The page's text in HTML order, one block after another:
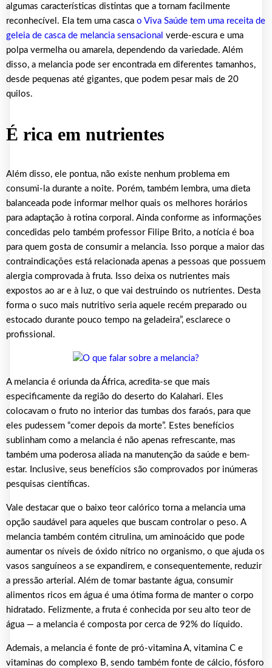
algumas características distintas que a tornam facilmente
reconhecível. Ela tem uma casca o Viva Saúde tem uma receita de
geleia de casca de melancia sensacional verde-escura e uma
polpa vermelha ou amarela, dependendo da variedade. Além
disso, a melancia pode ser encontrada em diferentes tamanhos,
desde pequenas até gigantes, que podem pesar mais de 20
quilos.
É rica em nutrientes
Além disso, ele pontua, não existe nenhum problema em
consumi-la durante a noite. Porém, também lembra, uma dieta
balanceada pode informar melhor quais os melhores horários
para adaptação à rotina corporal. Ainda conforme as informações
concedidas pelo também professor Filipe Brito, a notícia é boa
para quem gosta de consumir a melancia. Isso porque a maior das
contraindicações está relacionada apenas a pessoas que possuem
alergia comprovada à fruta. Isso deixa os nutrientes mais
expostos ao ar e à luz, o que vai destruindo os nutrientes. Desta
forma o suco mais nutritivo seria aquele recém preparado ou
estocado durante pouco tempo na geladeira”, esclarece o
profissional.
A melancia é oriunda da África, acredita-se que mais
especificamente da região do deserto do Kalahari. Eles
colocavam o fruto no interior das tumbas dos faraós, para que
eles pudessem “comer depois da morte”. Estes benefícios
sublinham como a melancia é não apenas refrescante, mas
também uma poderosa aliada na manutenção da saúde e bem-
estar. Inclusive, seus benefícios são comprovados por inúmeras
pesquisas científicas.
Vale destacar que o baixo teor calórico torna a melancia uma
opção saudável para aqueles que buscam controlar o peso. A
melancia também contém citrulina, um aminoácido que pode
aumentar os níveis de óxido nítrico no organismo, o que ajuda os
vasos sanguíneos a se expandirem, e consequentemente, reduzir
a pressão arterial. Além de tomar bastante água, consumir
alimentos ricos em água é uma ótima forma de manter o corpo
hidratado. Felizmente, a fruta é conhecida por seu alto teor de
água — a melancia é composta por cerca de 92% do líquido.
Ademais, a melancia é fonte de pró-vitamina A, vitamina C e
vitaminas do complexo B, sendo também fonte de cálcio, fósforo